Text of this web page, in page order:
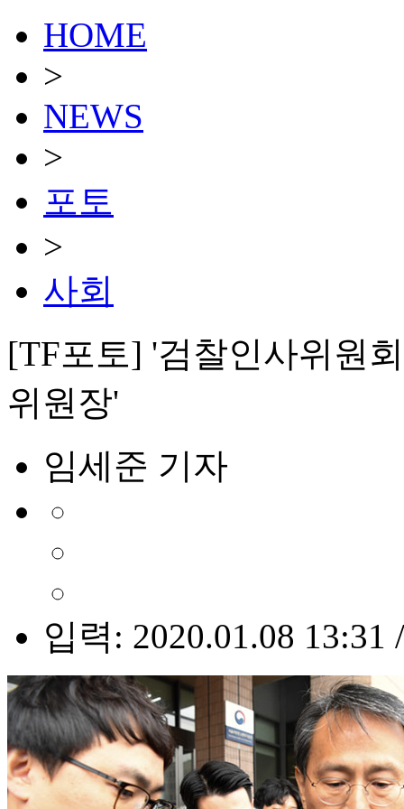
HOME
>
NEWS
>
포토
>
사회
[TF포토] '검찰인사위원
위원장'
임세준 기자
입력: 2020.01.08 13:31